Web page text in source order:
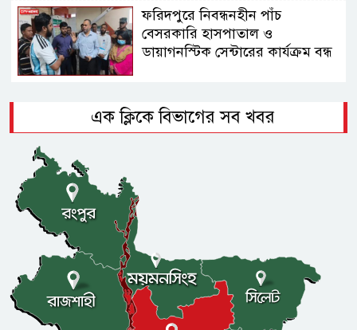
ফরিদপুরে নিবন্ধনহীন পাঁচ
বেসরকারি হাসপাতাল ও
ডায়াগনস্টিক সেন্টারের কার্যক্রম বন্ধ
এক ক্লিকে বিভাগের সব খবর